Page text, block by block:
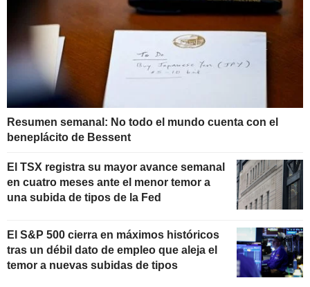
Resumen semanal: No todo el mundo cuenta con el
beneplácito de Bessent
El TSX registra su mayor avance semanal
en cuatro meses ante el menor temor a
una subida de tipos de la Fed
El S&P 500 cierra en máximos históricos
tras un débil dato de empleo que aleja el
temor a nuevas subidas de tipos